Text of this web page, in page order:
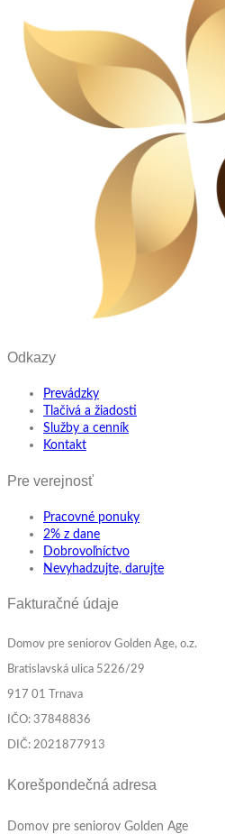
Odkazy
Prevádzky
Tlačivá a žiadosti
Služby a cenník
Kontakt
Pre verejnosť
Pracovné ponuky
2% z dane
Dobrovoľníctvo
Nevyhadzujte, darujte
Fakturačné údaje
Domov pre seniorov Golden Age, o.z.
Bratislavská ulica 5226/29
917 01 Trnava
IČO: 37848836
DIČ: 2021877913
Korešpondečná adresa
Domov pre seniorov Golden Age